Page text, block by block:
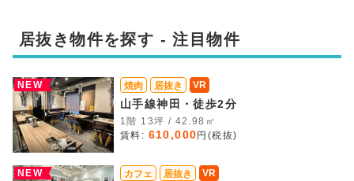
居抜き物件を探す - 注目物件
NEW 焼肉 居抜き VR
山手線神田・徒歩2分
1階 13坪 / 42.98㎡
賃料: 610,000 円(税抜)
NEW カフェ 居抜き VR